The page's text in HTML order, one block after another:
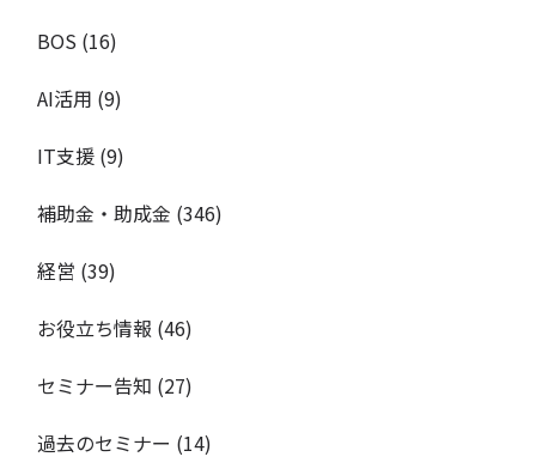
BOS (16)
AI活用 (9)
IT支援 (9)
補助金・助成金 (346)
経営 (39)
お役立ち情報 (46)
セミナー告知 (27)
過去のセミナー (14)